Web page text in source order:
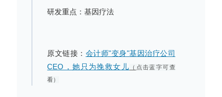
研发重点：基因疗法
原文链接： 会计师"变身"基因治疗公司
CEO，她只为挽救女儿 （ 点击蓝字可查
看）